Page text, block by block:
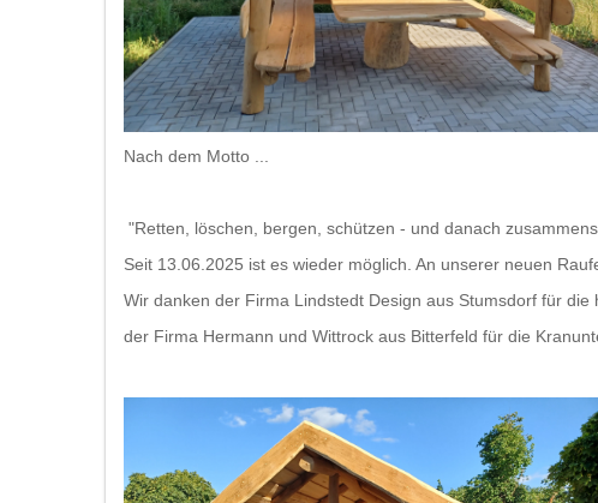
Nach dem Motto ...
"Retten, löschen, bergen, schützen - und danach
Seit 13.06.2025 ist es wieder möglich. An unserer neuen
Wir danken der Firma Lindstedt Design aus Stumsdorf für die
der Firma Hermann und Wittrock aus Bitterfeld für die